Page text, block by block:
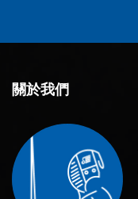
關於我們